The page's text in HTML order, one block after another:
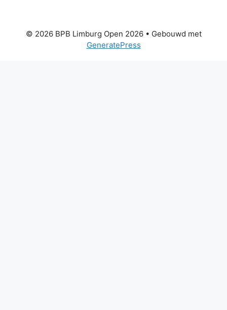
© 2026 BPB Limburg Open 2026• Gebouwd met
GeneratePress